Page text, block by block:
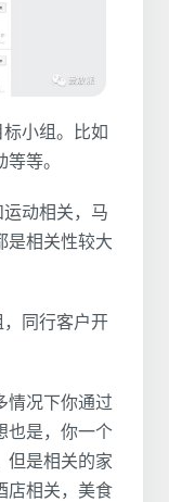
小组。比如
等。
动相关，马
是相关性较大
同行客户开
情况下你通过
也是，你一个
但是相关的家
店相关，美食